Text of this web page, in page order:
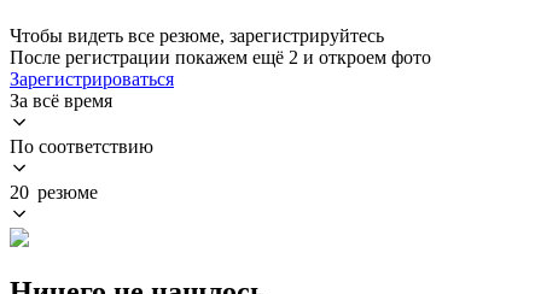
Чтобы видеть все резюме, зарегистрируйтесь
После регистрации покажем ещё 2 и откроем фото
Зарегистрироваться
За всё время
По соответствию
20 резюме